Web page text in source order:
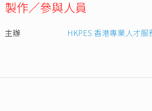
製作／參與人員
主辦 HKPES 香港專業人才服